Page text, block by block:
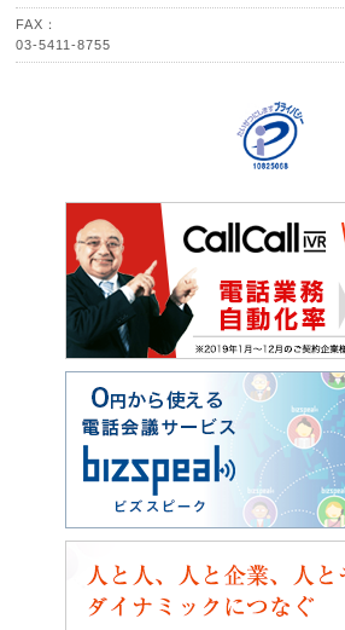
FAX：
03-5411-8755